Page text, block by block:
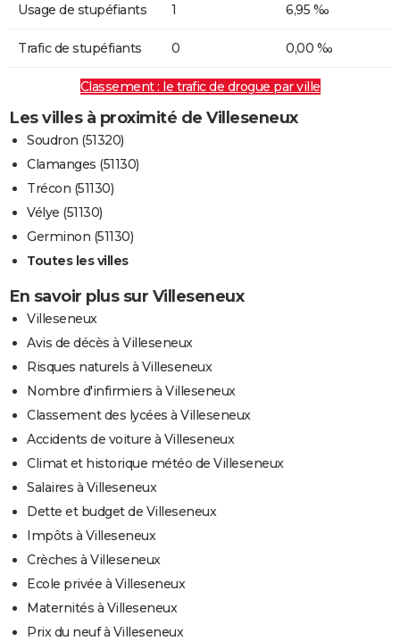
Usage de stupéfiants 1 6,95 ‰
Trafic de stupéfiants 0 0,00 ‰
Classement : le trafic de drogue par ville
Les villes à proximité de Villeseneux
Soudron (51320)
Clamanges (51130)
Trécon (51130)
Vélye (51130)
Germinon (51130)
Toutes les villes
En savoir plus sur Villeseneux
Villeseneux
Avis de décès à Villeseneux
Risques naturels à Villeseneux
Nombre d'infirmiers à Villeseneux
Classement des lycées à Villeseneux
Accidents de voiture à Villeseneux
Climat et historique météo de Villeseneux
Salaires à Villeseneux
Dette et budget de Villeseneux
Impôts à Villeseneux
Crèches à Villeseneux
Ecole privée à Villeseneux
Maternités à Villeseneux
Prix du neuf à Villeseneux